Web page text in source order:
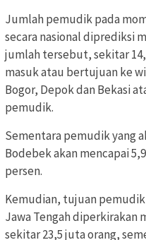
Jumlah pemudik pada
secara nasional diprediksi
jumlah tersebut, sekitar
masuk atau bertujuan ke
Bogor, Depok dan Bekasi
pemudik.
Sementara pemudik yang
Bodebek akan mencapai
persen.
Kemudian, tujuan
Jawa Tengah diperkirakan
sekitar 23,5 juta orang,